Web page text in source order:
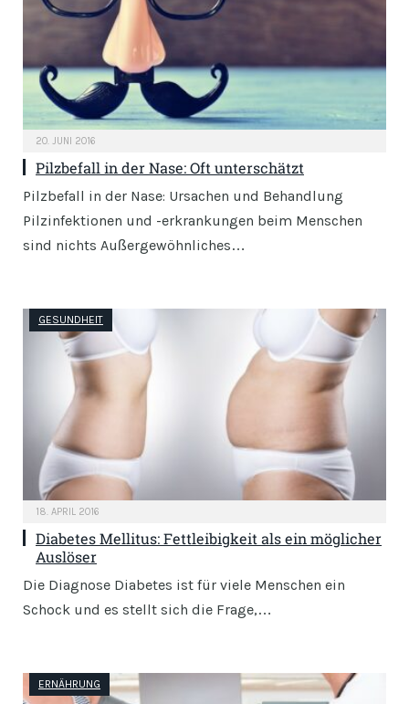
20. JUNI 2016
Pilzbefall in der Nase: Oft unterschätzt
Pilzbefall in der Nase: Ursachen und Behandlung
Pilzinfektionen und -erkrankungen beim Menschen
sind nichts Außergewöhnliches…
GESUNDHEIT
18. APRIL 2016
Diabetes Mellitus: Fettleibigkeit als ein möglicher
Auslöser
Die Diagnose Diabetes ist für viele Menschen ein
Schock und es stellt sich die Frage,…
ERNÄHRUNG